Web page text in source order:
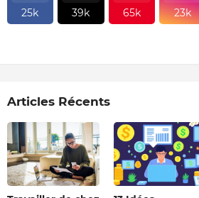
25k 39k 65k 23k
Articles Récents